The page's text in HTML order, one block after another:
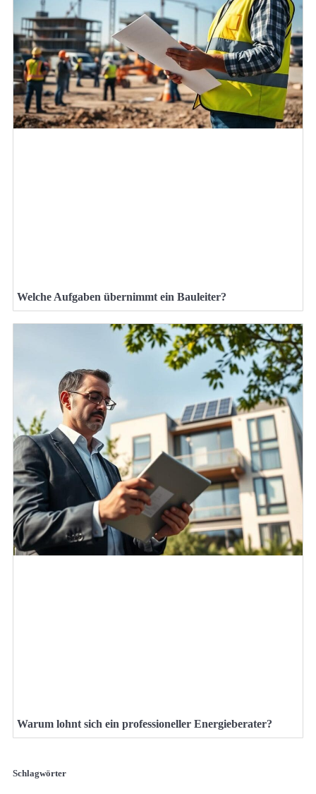
Welche Aufgaben übernimmt ein Bauleiter?
Warum lohnt sich ein professioneller Energieberater?
Schlagwörter